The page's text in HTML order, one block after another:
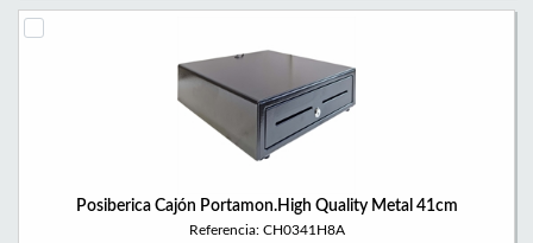
Posiberica Cajón Portamon.High Quality Metal 41cm
Referencia: CH0341H8A